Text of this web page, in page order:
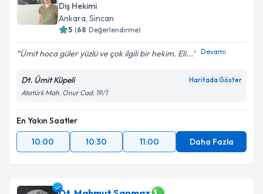
Diş Hekimi
Ankara, Sincan
5 (68 Değerlendirme)
Ümit hoca güler yüzlü ve çok ilgili bir hekim. Eli... Devamı
Dt. Ümit Küpeli Haritada Göster
Atatürk Mah. Onur Cad. 19/1
En Yakın Saatler
10:00
10:30 11:00 Daha Fazla